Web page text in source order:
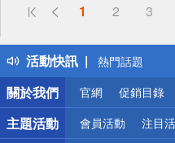
1 2 3
活動快訊
偏遠地區配送
得獎公告
熱門話題
銀行優惠
偏遠地區配送
詐騙網頁！請
關於我們
官網 促銷目錄
主題活動 會員活動 注目